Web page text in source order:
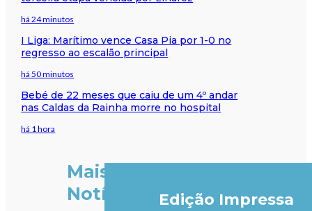
há 24 minutos
I Liga: Marítimo vence Casa Pia por 1-0 no
regresso ao escalão principal
há 50 minutos
Bebé de 22 meses que caiu de um 4º andar
nas Caldas da Rainha morre no hospital
há 1 hora
Mais
Notícias
Edição Impressa